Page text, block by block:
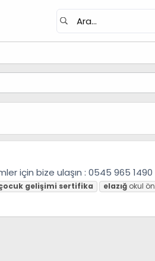
için bize ulaşın : 0545 965 1490
gelişimi sertifika elazığ okul